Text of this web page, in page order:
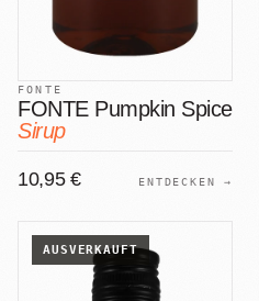
FONTE
FONTE Pumpkin Spice
Sirup
10,95 € ENTDECKEN →
AUSVERKAUFT